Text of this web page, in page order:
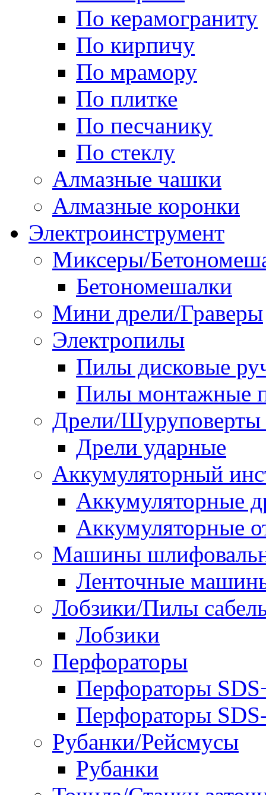
По керамограниту
По кирпичу
По мрамору
По плитке
По песчанику
По стеклу
Алмазные чашки
Алмазные коронки
Электроинструмент
Миксеры/
Бетономешалки
Мини дрели/Граверы
Электропилы
Пилы дисковые
Пилы монтажные
Дрели/Шуруповерты
Дрели ударные
Аккумуляторный
Аккумуляторные
Аккумуляторные
Машины
Ленточные
Лобзики/Пилы
Лобзики
Перфораторы
Перфораторы
Перфораторы
Рубанки/Рейсмусы
Рубанки